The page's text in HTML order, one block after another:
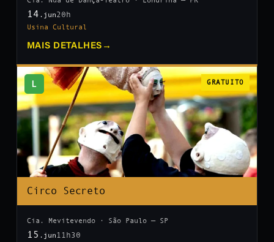
14 .jun20h
Usina Cultural
MAIS DETALHES →
L GRATUITO
Circo Secreto
Cia. Mevitevendo · São Paulo — SP
15 .jun 11h30